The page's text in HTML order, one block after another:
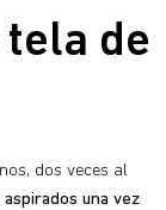
de
dos veces al
una vez